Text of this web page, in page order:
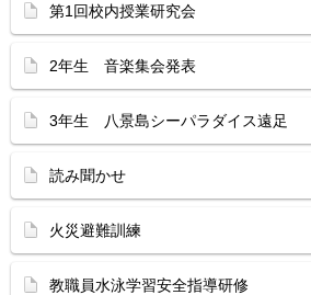
第1回校内授業研究会
2年生 音楽集会発表
3年生 八景島シーパラダイス遠足
読み聞かせ
火災避難訓練
教職員水泳学習安全指導研修